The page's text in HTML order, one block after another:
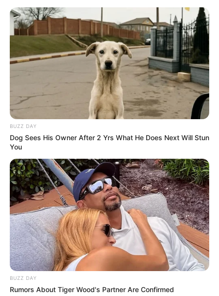
BUZZ DAY
Dog Sees His Owner After 2 Yrs What He Does Next Will Stun
You
BUZZ DAY
Rumors About Tiger Wood's Partner Are Confirmed